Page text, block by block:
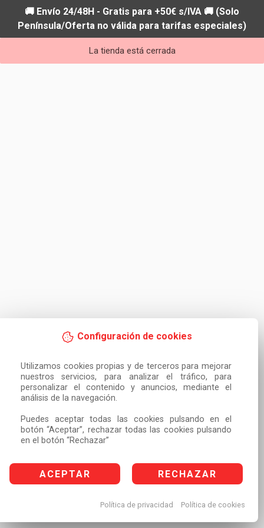
Configuración de cookies
Utilizamos cookies propias y de terceros para mejorar
nuestros servicios, para analizar el tráfico, para
personalizar el contenido y anuncios, mediante el
análisis de la navegación.
Puedes aceptar todas las cookies pulsando en el
botón “Aceptar”, rechazar todas las cookies pulsando
en el botón “Rechazar”
ACEPTAR RECHAZAR
Política de privacidad Política de cookies
🚚 Envío 24/48H - Gratis para +50€ s/IVA 🚚 (Solo
Península/Oferta no válida para tarifas especiales)
La tienda está cerrada